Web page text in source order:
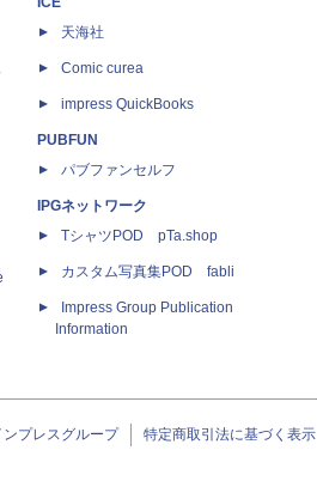
天海社
Comic curea
impress QuickBooks
PUBFUN
パブファンセルフ
IPGネットワーク
TシャツPOD pTa.shop
カスタム写真集POD fabli
Impress Group Publication
Information
ンプレスグループ 特定商取引法に基づく表示